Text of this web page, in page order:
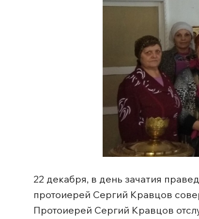
22 декабря, в день зачатия
протоиерей Сергий Кравцов
Протоиерей Сергий Кравцов